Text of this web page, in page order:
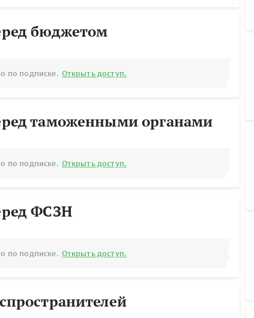
бюджетом
по подписке. Открыть доступ.
таможенными органами
по подписке. Открыть доступ.
ФСЗН
по подписке. Открыть доступ.